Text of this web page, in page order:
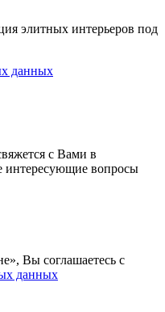
элитных интерьеров под
данных
с Вами в
интересующие вопросы
Вы соглашаетесь с
данных